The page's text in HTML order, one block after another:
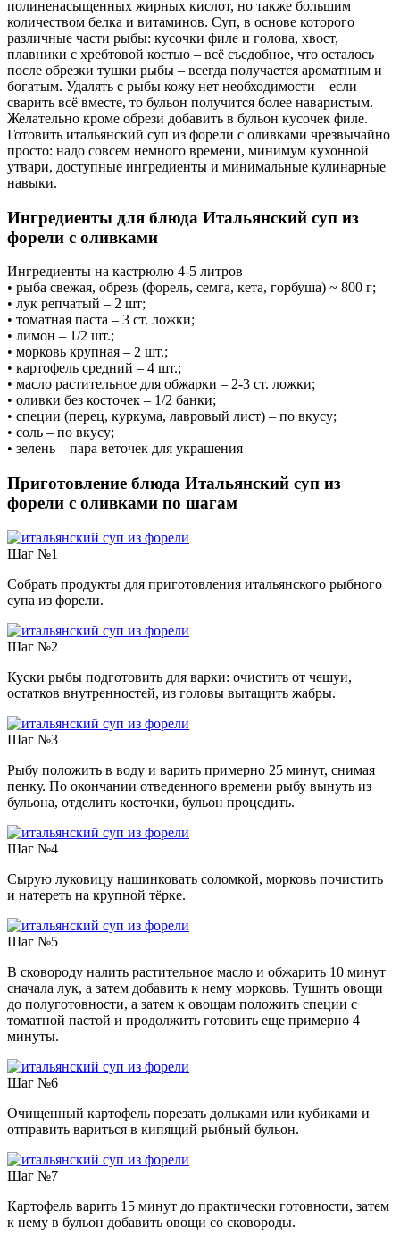
полиненасыщенных жирных кислот, но также большим
количеством белка и витаминов. Суп, в основе которого
различные части рыбы: кусочки филе и голова, хвост,
плавники с хребтовой костью – всё съедобное, что осталось
после обрезки тушки рыбы – всегда получается ароматным и
богатым. Удалять с рыбы кожу нет необходимости – если
сварить всё вместе, то бульон получится более наваристым.
Желательно кроме обрези добавить в бульон кусочек филе.
Готовить итальянский суп из форели с оливками чрезвычайно
просто: надо совсем немного времени, минимум кухонной
утвари, доступные ингредиенты и минимальные кулинарные
навыки.
Ингредиенты для блюда Итальянский суп из
форели с оливками
Ингредиенты на кастрюлю 4-5 литров
• рыба свежая, обрезь (форель, семга, кета, горбуша) ~ 800 г;
• лук репчатый – 2 шт;
• томатная паста – 3 ст. ложки;
• лимон – 1/2 шт.;
• морковь крупная – 2 шт.;
• картофель средний – 4 шт.;
• масло растительное для обжарки – 2-3 ст. ложки;
• оливки без косточек – 1/2 банки;
• специи (перец, куркума, лавровый лист) – по вкусу;
• соль – по вкусу;
• зелень – пара веточек для украшения
Приготовление блюда Итальянский суп из
форели с оливками по шагам
Шаг №1
Собрать продукты для приготовления итальянского рыбного
супа из форели.
Шаг №2
Куски рыбы подготовить для варки: очистить от чешуи,
остатков внутренностей, из головы вытащить жабры.
Шаг №3
Рыбу положить в воду и варить примерно 25 минут, снимая
пенку. По окончании отведенного времени рыбу вынуть из
бульона, отделить косточки, бульон процедить.
Шаг №4
Сырую луковицу нашинковать соломкой, морковь почистить
и натереть на крупной тёрке.
Шаг №5
В сковороду налить растительное масло и обжарить 10 минут
сначала лук, а затем добавить к нему морковь. Тушить овощи
до полуготовности, а затем к овощам положить специи с
томатной пастой и продолжить готовить еще примерно 4
минуты.
Шаг №6
Очищенный картофель порезать дольками или кубиками и
отправить вариться в кипящий рыбный бульон.
Шаг №7
Картофель варить 15 минут до практически готовности, затем
к нему в бульон добавить овощи со сковороды.